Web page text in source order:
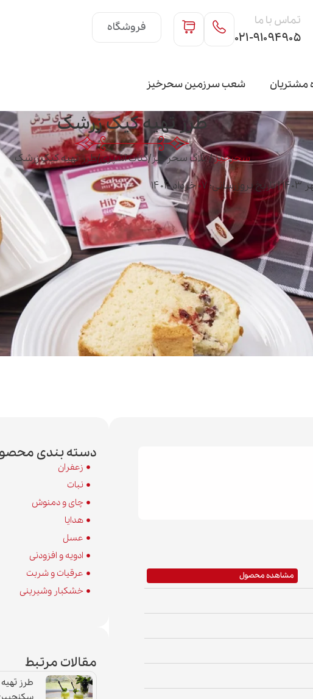
تماس با ما
۰۲۱-۹۱۰۹۴۹۰۵
فروشگاه
مشتریان شعب سرزمین سحرخیز
طرز تهیه کیک زرشک
سحرخیز/بلاگ سحرخیز/کتاب آشپزی/طرز تهیه کیک زرشک
مشاهده محصول
دسته بندی
زعفران
نبات
چای و دمنوش
هدایا
عسل
ادویه و افزودنی
عرقیات و شربت
خشکبار وشیرینی
مقالات مرتبط
طرز